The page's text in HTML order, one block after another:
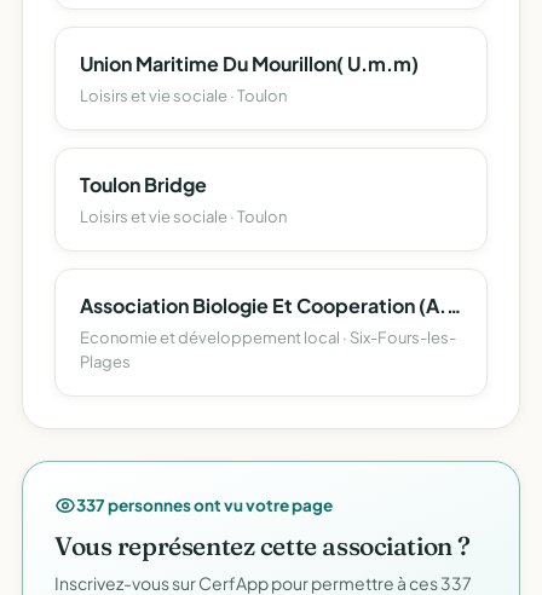
Union Maritime Du Mourillon( U.m.m)
Loisirs et vie sociale · Toulon
Toulon Bridge
Loisirs et vie sociale · Toulon
Association Biologie Et Cooperation (A.b.c.)
Economie et développement local · Six-Fours-les-
Plages
337 personnes ont vu votre page
Vous représentez cette association ?
Inscrivez-vous sur CerfApp pour permettre à ces 337